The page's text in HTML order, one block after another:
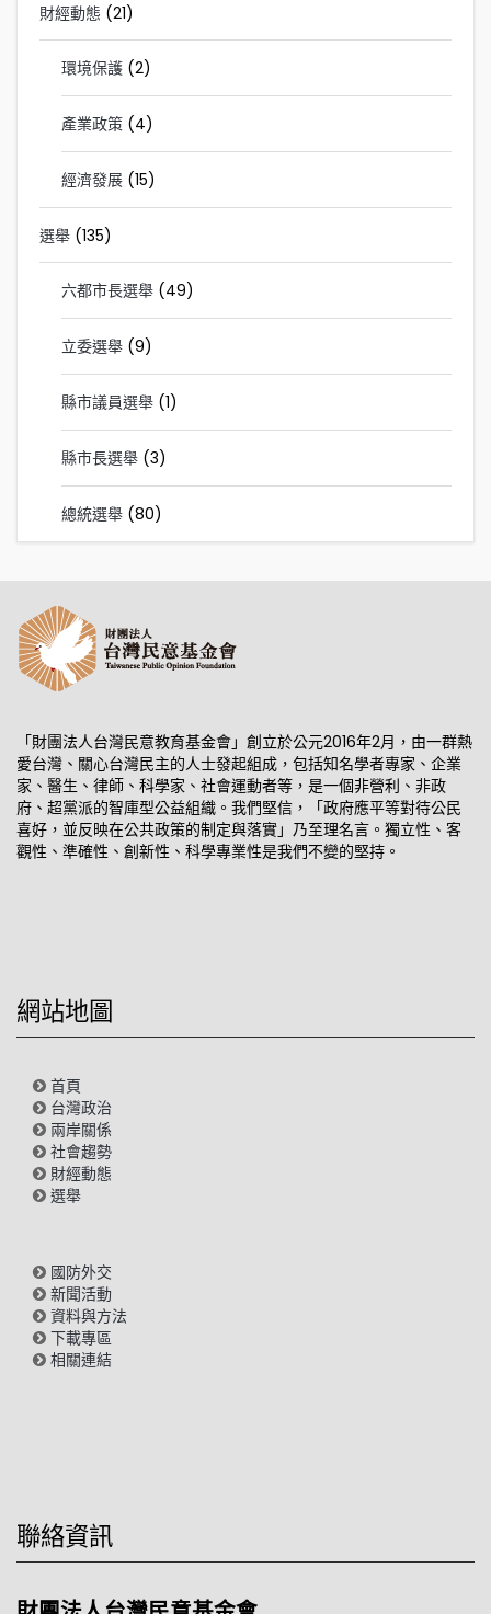
財經動態 (21)
環境保護 (2)
產業政策 (4)
經濟發展 (15)
選舉 (135)
六都市長選舉 (49)
立委選舉 (9)
縣市議員選舉 (1)
縣市長選舉 (3)
總統選舉 (80)
「財團法人台灣民意教育基金會」創立於公元2016年2月，由一群熱
愛台灣、關心台灣民主的人士發起組成，包括知名學者專家、企業
家、醫生、律師、科學家、社會運動者等，是一個非營利、非政
府、超黨派的智庫型公益組織。我們堅信，「政府應平等對待公民
喜好，並反映在公共政策的制定與落實」乃至理名言。獨立性、客
觀性、準確性、創新性、科學專業性是我們不變的堅持。
網站地圖
首頁
台灣政治
兩岸關係
社會趨勢
財經動態
選舉
國防外交
新聞活動
資料與方法
下載專區
相關連結
聯絡資訊